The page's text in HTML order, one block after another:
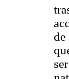
de